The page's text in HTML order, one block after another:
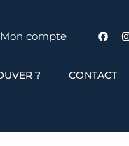
Mon compte
? CONTACT